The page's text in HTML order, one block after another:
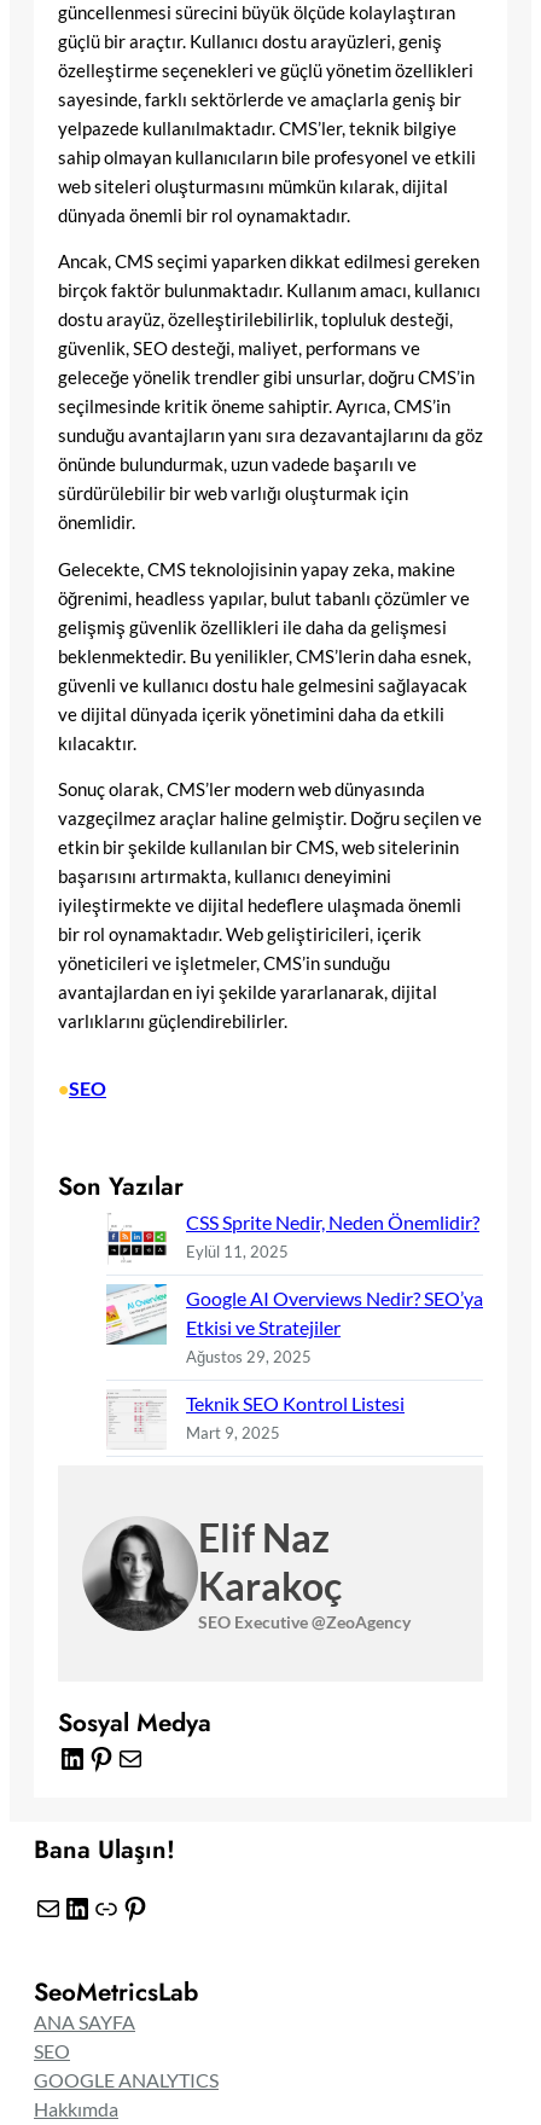
güncellenmesi sürecini büyük ölçüde kolaylaştıran
güçlü bir araçtır. Kullanıcı dostu arayüzleri, geniş
özelleştirme seçenekleri ve güçlü yönetim özellikleri
sayesinde, farklı sektörlerde ve amaçlarla geniş bir
yelpazede kullanılmaktadır. CMS’ler, teknik bilgiye
sahip olmayan kullanıcıların bile profesyonel ve etkili
web siteleri oluşturmasını mümkün kılarak, dijital
dünyada önemli bir rol oynamaktadır.
Ancak, CMS seçimi yaparken dikkat edilmesi gereken
birçok faktör bulunmaktadır. Kullanım amacı, kullanıcı
dostu arayüz, özelleştirilebilirlik, topluluk desteği,
güvenlik, SEO desteği, maliyet, performans ve
geleceğe yönelik trendler gibi unsurlar, doğru CMS’in
seçilmesinde kritik öneme sahiptir. Ayrıca, CMS’in
sunduğu avantajların yanı sıra dezavantajlarını da göz
önünde bulundurmak, uzun vadede başarılı ve
sürdürülebilir bir web varlığı oluşturmak için
önemlidir.
Gelecekte, CMS teknolojisinin yapay zeka, makine
öğrenimi, headless yapılar, bulut tabanlı çözümler ve
gelişmiş güvenlik özellikleri ile daha da gelişmesi
beklenmektedir. Bu yenilikler, CMS’lerin daha esnek,
güvenli ve kullanıcı dostu hale gelmesini sağlayacak
ve dijital dünyada içerik yönetimini daha da etkili
kılacaktır.
Sonuç olarak, CMS’ler modern web dünyasında
vazgeçilmez araçlar haline gelmiştir. Doğru seçilen ve
etkin bir şekilde kullanılan bir CMS, web sitelerinin
başarısını artırmakta, kullanıcı deneyimini
iyileştirmekte ve dijital hedeflere ulaşmada önemli
bir rol oynamaktadır. Web geliştiricileri, içerik
yöneticileri ve işletmeler, CMS’in sunduğu
avantajlardan en iyi şekilde yararlanarak, dijital
varlıklarını güçlendirebilirler.
•SEO
Son Yazılar
CSS Sprite Nedir, Neden Önemlidir?
Eylül 11, 2025
Google AI Overviews Nedir? SEO’ya
Etkisi ve Stratejiler
Ağustos 29, 2025
Teknik SEO Kontrol Listesi
Mart 9, 2025
Elif Naz
Karakoç
SEO Executive @ZeoAgency
Sosyal Medya
LinkedIn Pinterest E-posta
Bana Ulaşın!
E-posta LinkedIn Bağlantı Pinterest
SeoMetricsLab
ANA SAYFA
SEO
GOOGLE ANALYTICS
Hakkımda